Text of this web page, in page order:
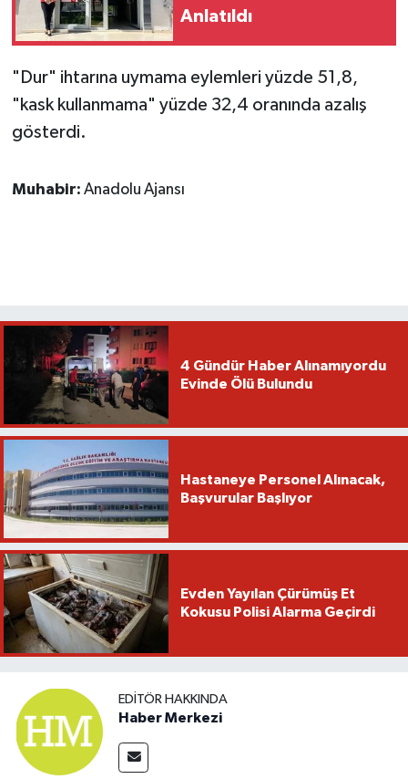
Anlatıldı
"Dur" ihtarına uymama eylemleri yüzde 51,8,
"kask kullanmama" yüzde 32,4 oranında azalış
gösterdi.
Muhabir: Anadolu Ajansı
4 Gündür Haber Alınamıyordu
Evinde Ölü Bulundu
Hastaneye Personel Alınacak,
Başvurular Başlıyor
Evden Yayılan Çürümüş Et
Kokusu Polisi Alarma Geçirdi
EDITÖR HAKKINDA
Haber Merkezi